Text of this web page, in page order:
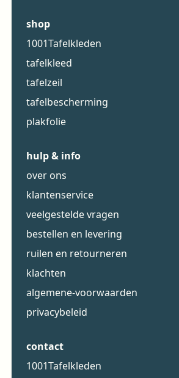
shop
1001Tafelkleden
tafelkleed
tafelzeil
tafelbescherming
plakfolie
hulp & info
over ons
klantenservice
veelgestelde vragen
bestellen en levering
ruilen en retourneren
klachten
algemene-voorwaarden
privacybeleid
contact
1001Tafelkleden